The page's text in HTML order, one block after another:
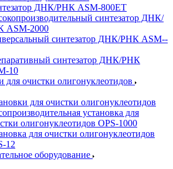
ДНК/РНК ASM-­800ET
синтезатор ДНК/
ASM-­2000
синтезатор ДНК/РНК ASM-­
синтезатор ДНК/РНК
­10
для очистки олигонуклеотидов
для очистки олигонуклеотидов
установка для
олигонуклеотидов OPS-­1000
для очистки олигонуклеотидов
­12
оборудование